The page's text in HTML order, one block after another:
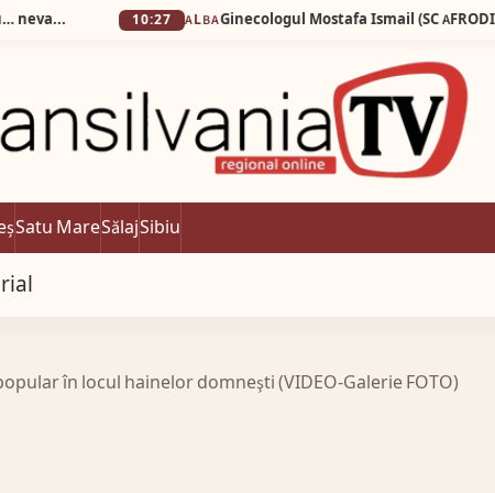
10:27 ALBA
Satu MareSălajSibiu
în locul hainelor domneşti (VIDEO-Galerie FOTO)